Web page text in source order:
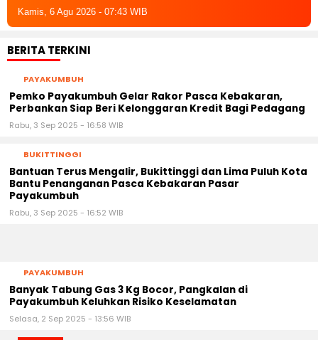
Kamis, 6 Agu 2026 - 07:43 WIB
BERITA TERKINI
PAYAKUMBUH
Pemko Payakumbuh Gelar Rakor Pasca Kebakaran,
Perbankan Siap Beri Kelonggaran Kredit Bagi Pedagang
Rabu, 3 Sep 2025 - 16:58 WIB
BUKITTINGGI
Bantuan Terus Mengalir, Bukittinggi dan Lima Puluh Kota
Bantu Penanganan Pasca Kebakaran Pasar
Payakumbuh
Rabu, 3 Sep 2025 - 16:52 WIB
PAYAKUMBUH
Banyak Tabung Gas 3 Kg Bocor, Pangkalan di
Payakumbuh Keluhkan Risiko Keselamatan
Selasa, 2 Sep 2025 - 13:56 WIB